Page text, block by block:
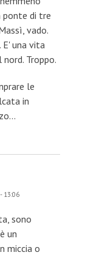
ponte di tre
vado.
una vita
Troppo.
le
in
13:06
sono
un
miccia o